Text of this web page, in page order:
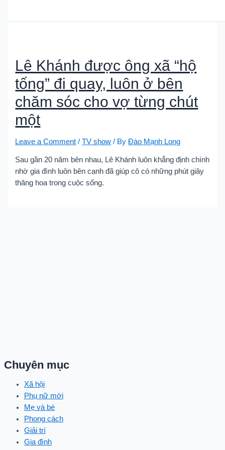
Lê Khánh được ông xã “hộ
tống” đi quay, luôn ở bên
chăm sóc cho vợ từng chút
một
Leave a Comment /TV show / ByĐào Mạnh Long
Sau gần 20 năm bên nhau, Lê Khánh luôn khẳng định chính
nhờ gia đình luôn bên cạnh đã giúp cô có những phút giây
thăng hoa trong cuộc sống.
Chuyên mục
Xã hội
Phụ nữ mới
Mẹ và bé
Phong cách
Giải trí
Gia đình